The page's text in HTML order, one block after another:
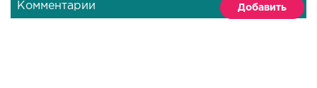
Комментарии Добавить